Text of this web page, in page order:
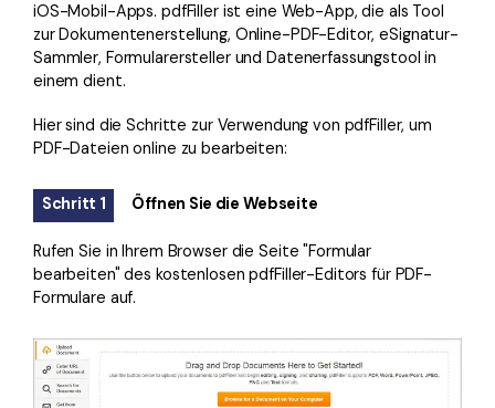
iOS-Mobil-Apps. pdfFiller ist eine Web-App, die als Tool
zur Dokumentenerstellung, Online-PDF-Editor, eSignatur-
Sammler, Formularersteller und Datenerfassungstool in
einem dient.
Hier sind die Schritte zur Verwendung von pdfFiller, um
PDF-Dateien online zu bearbeiten:
Schritt 1 Öffnen Sie die Webseite
Rufen Sie in Ihrem Browser die Seite "Formular
bearbeiten" des kostenlosen pdfFiller-Editors für PDF-
Formulare auf.